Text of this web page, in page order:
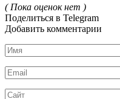
( Пока оценок нет )
Поделиться в Telegram
Добавить комментарии
Имя
*
Email
*
Сайт